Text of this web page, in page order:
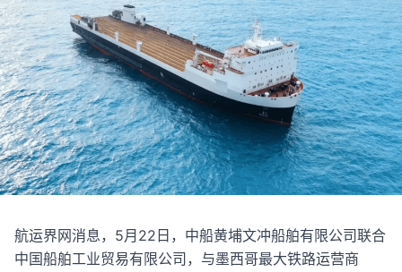
航运界网消息，5月22日，中船黄埔文冲船舶有限公司联合
中国船舶工业贸易有限公司，与墨西哥最大铁路运营商